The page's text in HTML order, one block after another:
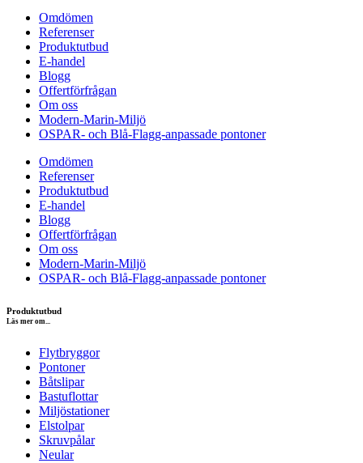
Omdömen
Referenser
Produktutbud
E-handel
Blogg
Offertförfrågan
Om oss
Modern-Marin-Miljö
OSPAR- och Blå-Flagg-anpassade pontoner
Omdömen
Referenser
Produktutbud
E-handel
Blogg
Offertförfrågan
Om oss
Modern-Marin-Miljö
OSPAR- och Blå-Flagg-anpassade pontoner
Produktutbud
Läs mer om...
Flytbryggor
Pontoner
Båtslipar
Bastuflottar
Miljöstationer
Elstolpar
Skruvpålar
Neular